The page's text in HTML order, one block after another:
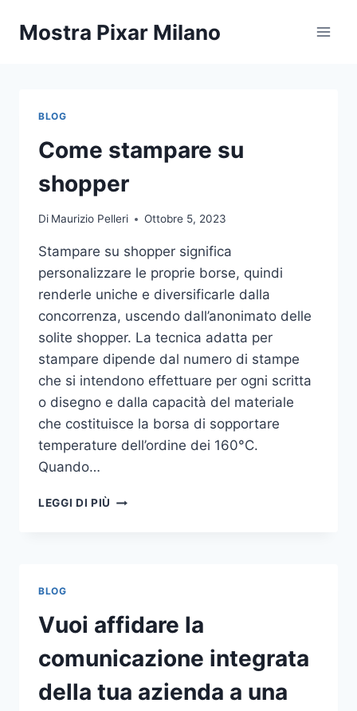
Mostra Pixar Milano
BLOG
Come stampare su
shopper
Di Maurizio Pelleri Ottobre 5, 2023
Stampare su shopper significa
personalizzare le proprie borse, quindi
renderle uniche e diversificarle dalla
concorrenza, uscendo dall’anonimato delle
solite shopper. La tecnica adatta per
stampare dipende dal numero di stampe
che si intendono effettuare per ogni scritta
o disegno e dalla capacità del materiale
che costituisce la borsa di sopportare
temperature dell’ordine dei 160°C.
Quando…
LEGGI DI PIÙ COME
BLOG
Vuoi affidare la
comunicazione integrata
della tua azienda a una